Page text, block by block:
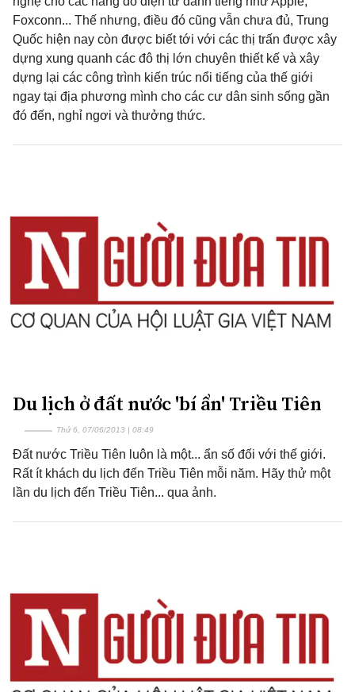
Foxconn... Thế nhưng, điều đó cũng vẫn chưa đủ, Trung
Quốc hiện nay còn được biết tới với các thị trấn được xây
dựng xung quanh các đô thị lớn chuyên thiết kế và xây
dựng lại các công trình kiến trúc nổi tiếng của thế giới
ngay tại địa phương mình cho các cư dân sinh sống gần
đó đến, nghỉ ngơi và thưởng thức.
Du lịch ở đất nước 'bí ẩn' Triều Tiên
Thứ 6, 07/06/2013 | 08:49
Đất nước Triều Tiên luôn là một... ẩn số đối với thế giới.
Rất ít khách du lịch đến Triều Tiên mỗi năm. Hãy thử một
lần du lịch đến Triều Tiên... qua ảnh.